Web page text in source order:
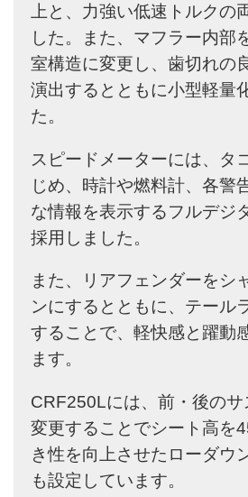
上と、力強い低速トルクの
した。また、マフラー内部
室構造に変更し、歯切れの
演出するとともに小型軽量
た。
スピードメーターには、タ
じめ、時計や燃料計、各警
な情報を表示するフルデジ
採用しました。
また、リアフェンダーをシ
ンにするとともに、テール
することで、軽快感と躍動
ます。
CRF250Lには、前・後のサ
変更することでシート高を
き性を向上させたローダウ
も設定しています。